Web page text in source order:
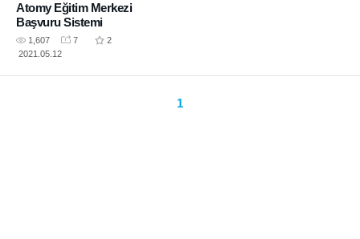
Atomy Eğitim Merkezi
Başvuru Sistemi
1,607 7
2
2021.05.12
1